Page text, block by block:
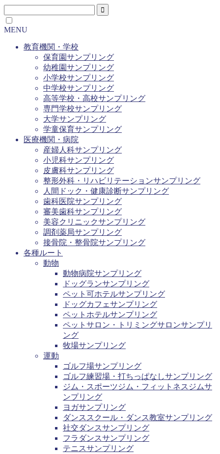
MENU
教育機関・学校
保育園サンプリング
幼稚園サンプリング
小学校サンプリング
中学校サンプリング
高等学校・高校サンプリング
専門学校サンプリング
大学サンプリング
学童保育サンプリング
医療機関・病院
産婦人科サンプリング
小児科サンプリング
皮膚科サンプリング
整形外科・リハビリテーションサンプリング
人間ドック・健康診断サンプリング
歯科医院サンプリング
審美歯科サンプリング
美容クリニックサンプリング
調剤薬局サンプリング
接骨院・整骨院サンプリング
各種ルート
動物
動物病院サンプリング
ドッグランサンプリング
ペット可ホテルサンプリング
ドッグカフェサンプリング
ペットホテルサンプリング
ペットサロン・トリミングサロンサンプリ
ング
牧場サンプリング
運動
ゴルフ場サンプリング
ゴルフ練習場・打ちっぱなしサンプリング
ジム・スポーツジム・フィットネスジムサ
ンプリング
ヨガサンプリング
ダンススクール・ダンス教室サンプリング
社交ダンスサンプリング
フラダンスサンプリング
テニスサンプリング